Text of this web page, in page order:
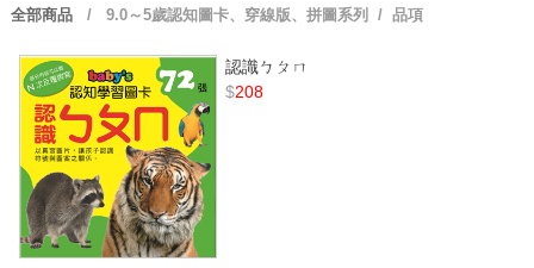
全部商品/ 9.0～5歲認知圖卡、穿線版、拼圖系列 / 品項
認識ㄅㄆㄇ
$208